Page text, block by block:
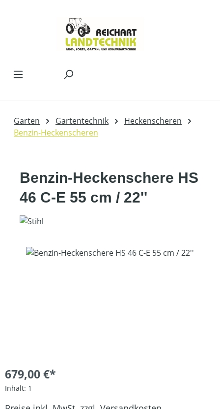
Garten Gartentechnik
Heckenscheren
Benzin-Heckenscheren
Benzin-Heckenschere HS
46 C-E 55 cm / 22''
Bildergalerie überspringen
679,00 €*
Inhalt: 1